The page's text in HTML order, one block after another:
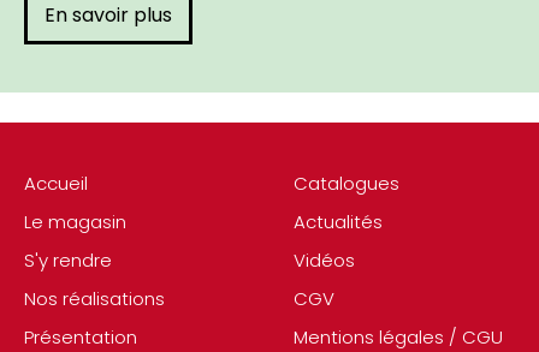
Accueil
Le magasin
S'y rendre
Nos réalisations
Présentation
Catalogues
Actualités
Vidéos
CGV
Mentions légales / CGU
En savoir plus